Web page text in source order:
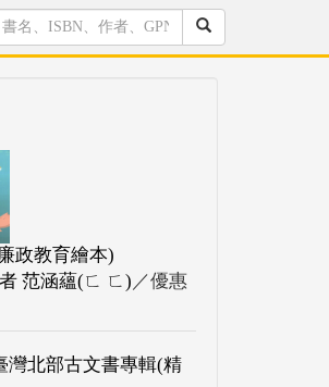
政教育繪本)
范涵蘊(ㄈ ㄈ) ／優惠
灣北部古文書專輯(精